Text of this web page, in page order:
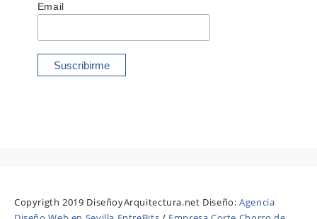
Email
Copyrigth 2019 DiseñoyArquitectura.net Diseño:Agencia